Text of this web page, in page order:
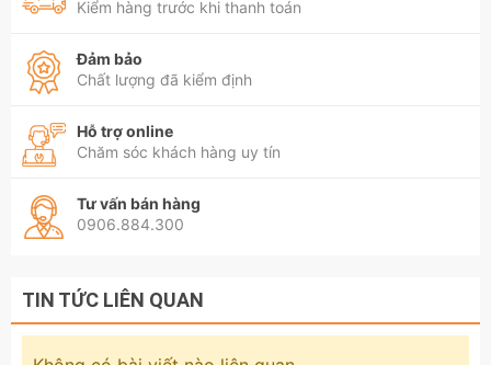
Kiểm hàng trước khi thanh toán
Đảm bảo
Chất lượng đã kiểm định
Hỗ trợ online
Chăm sóc khách hàng uy tín
Tư vấn bán hàng
0906.884.300
TIN TỨC LIÊN QUAN